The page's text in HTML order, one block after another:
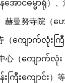
အောင်ဓမ္မာရုံ）
曼努寺院（ဟ
ကျောက်လုံးကြီး
中心（ကျောက်လုံး
းကျောင်း）等